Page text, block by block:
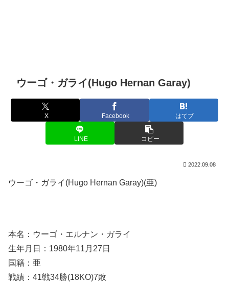
ウーゴ・ガライ(Hugo Hernan Garay)
X Facebook はてブ
LINE コピー
2022.09.08
ウーゴ・ガライ(Hugo Hernan Garay)(亜)
本名：ウーゴ・エルナン・ガライ
生年月日：1980年11月27日
国籍：亜
戦績：41戦34勝(18KO)7敗